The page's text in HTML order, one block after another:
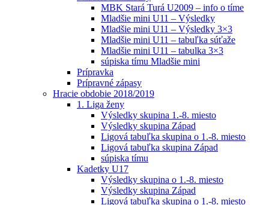
MBK Stará Turá U2009 – info o tíme
Mladšie mini U11 – Výsledky
Mladšie mini U11 – Výsledky 3×3
Mladšie mini U11 – tabuľka súťaže
Mladšie mini U11 – tabulka 3×3
súpiska tímu Mladšie mini
Prípravka
Prípravné zápasy
Hracie obdobie 2018/2019
1. Liga ženy
Výsledky skupina 1.-8. miesto
Výsledky skupina Západ
Ligová tabuľka skupina o 1.-8. miesto
Ligová tabuľka skupina Západ
súpiska tímu
Kadetky U17
Výsledky skupina o 1.-8. miesto
Výsledky skupina Západ
Ligová tabuľka skupina o 1.-8. miesto